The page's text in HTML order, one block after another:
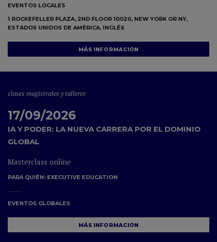
EVENTOS LOCALES
1 ROCKEFELLER PLAZA, 2ND FLOOR 10020, NEW YORK OR NY,
ESTADOS UNIDOS DE AMÉRICA, INGLÉS
MÁS INFORMACIÓN
clases magistrales y talleres
17/09/2026
IA Y PODER: LA NUEVA CARRERA POR EL DOMINIO
GLOBAL
Masterclass online
PARA QUIÉN: EXECUTIVE EDUCATION
EVENTOS GLOBALES
MÁS INFORMACIÓN